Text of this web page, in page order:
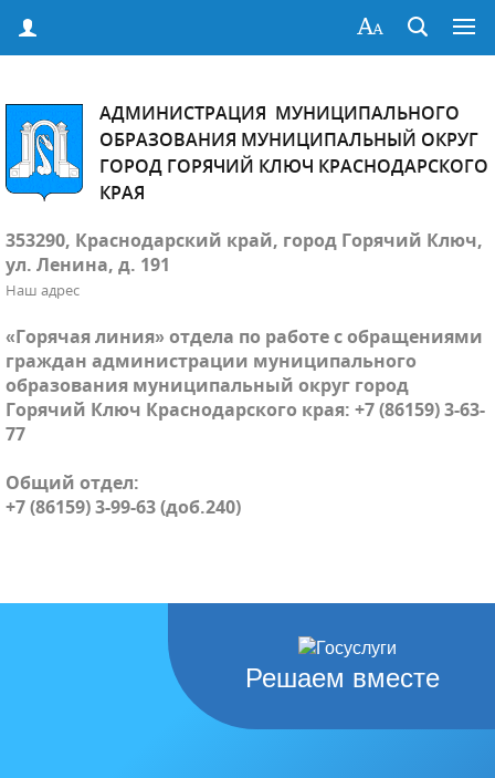
АДМИНИСТРАЦИЯ МУНИЦИПАЛЬНОГО
ОБРАЗОВАНИЯ МУНИЦИПАЛЬНЫЙ ОКРУГ
ГОРОД ГОРЯЧИЙ КЛЮЧ КРАСНОДАРСКОГО
КРАЯ
353290, Краснодарский край, город Горячий Ключ,
ул. Ленина, д. 191
Наш адрес
«Горячая линия» отдела по работе с обращениями
граждан администрации муниципального
образования муниципальный округ город
Горячий Ключ Краснодарского края: +7 (86159) 3-63-
77
Общий отдел:
+7 (86159) 3-99-63 (доб.240)
Решаем вместе